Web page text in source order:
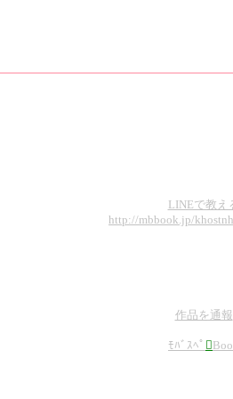
LINEで教え
http://mbbook.jp/
作品を通報
ﾓﾊﾞｽﾍﾟ 